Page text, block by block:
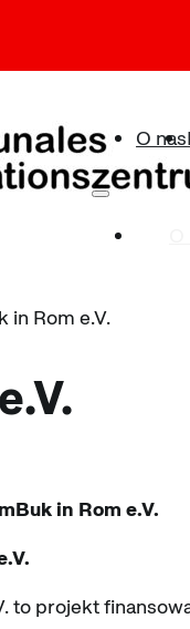
O nas
in Rom e.V.
in Rom e.V.
to projekt